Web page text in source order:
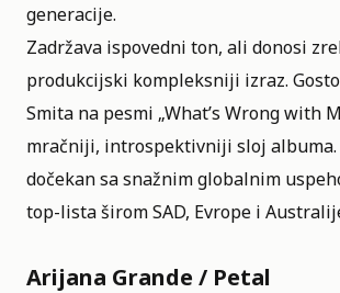
generacije.
Zadržava ispovedni ton, ali donosi
produkcijski kompleksniji izraz.
Smita na pesmi „What’s Wrong with
mračniji, introspektivniji sloj albuma.
dočekan sa snažnim globalnim
top-lista širom SAD, Evrope i
Arijana Grande / Petal